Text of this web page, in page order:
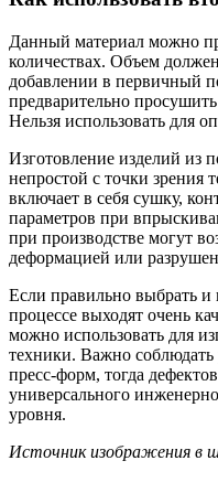
Данный материал можно
количествах. Объем
добавлении в первичный
предварительно
Нельзя использовать для
Изготовление изделий из
непростой с точки зрения
включает в себя сушку,
параметров при
при производстве могут
деформацией или
Если правильно выбрать и
процессе выходят очень
можно использовать для
техники. Важно
пресс-форм, тогда
универсального
уровня.
Источник изображения в